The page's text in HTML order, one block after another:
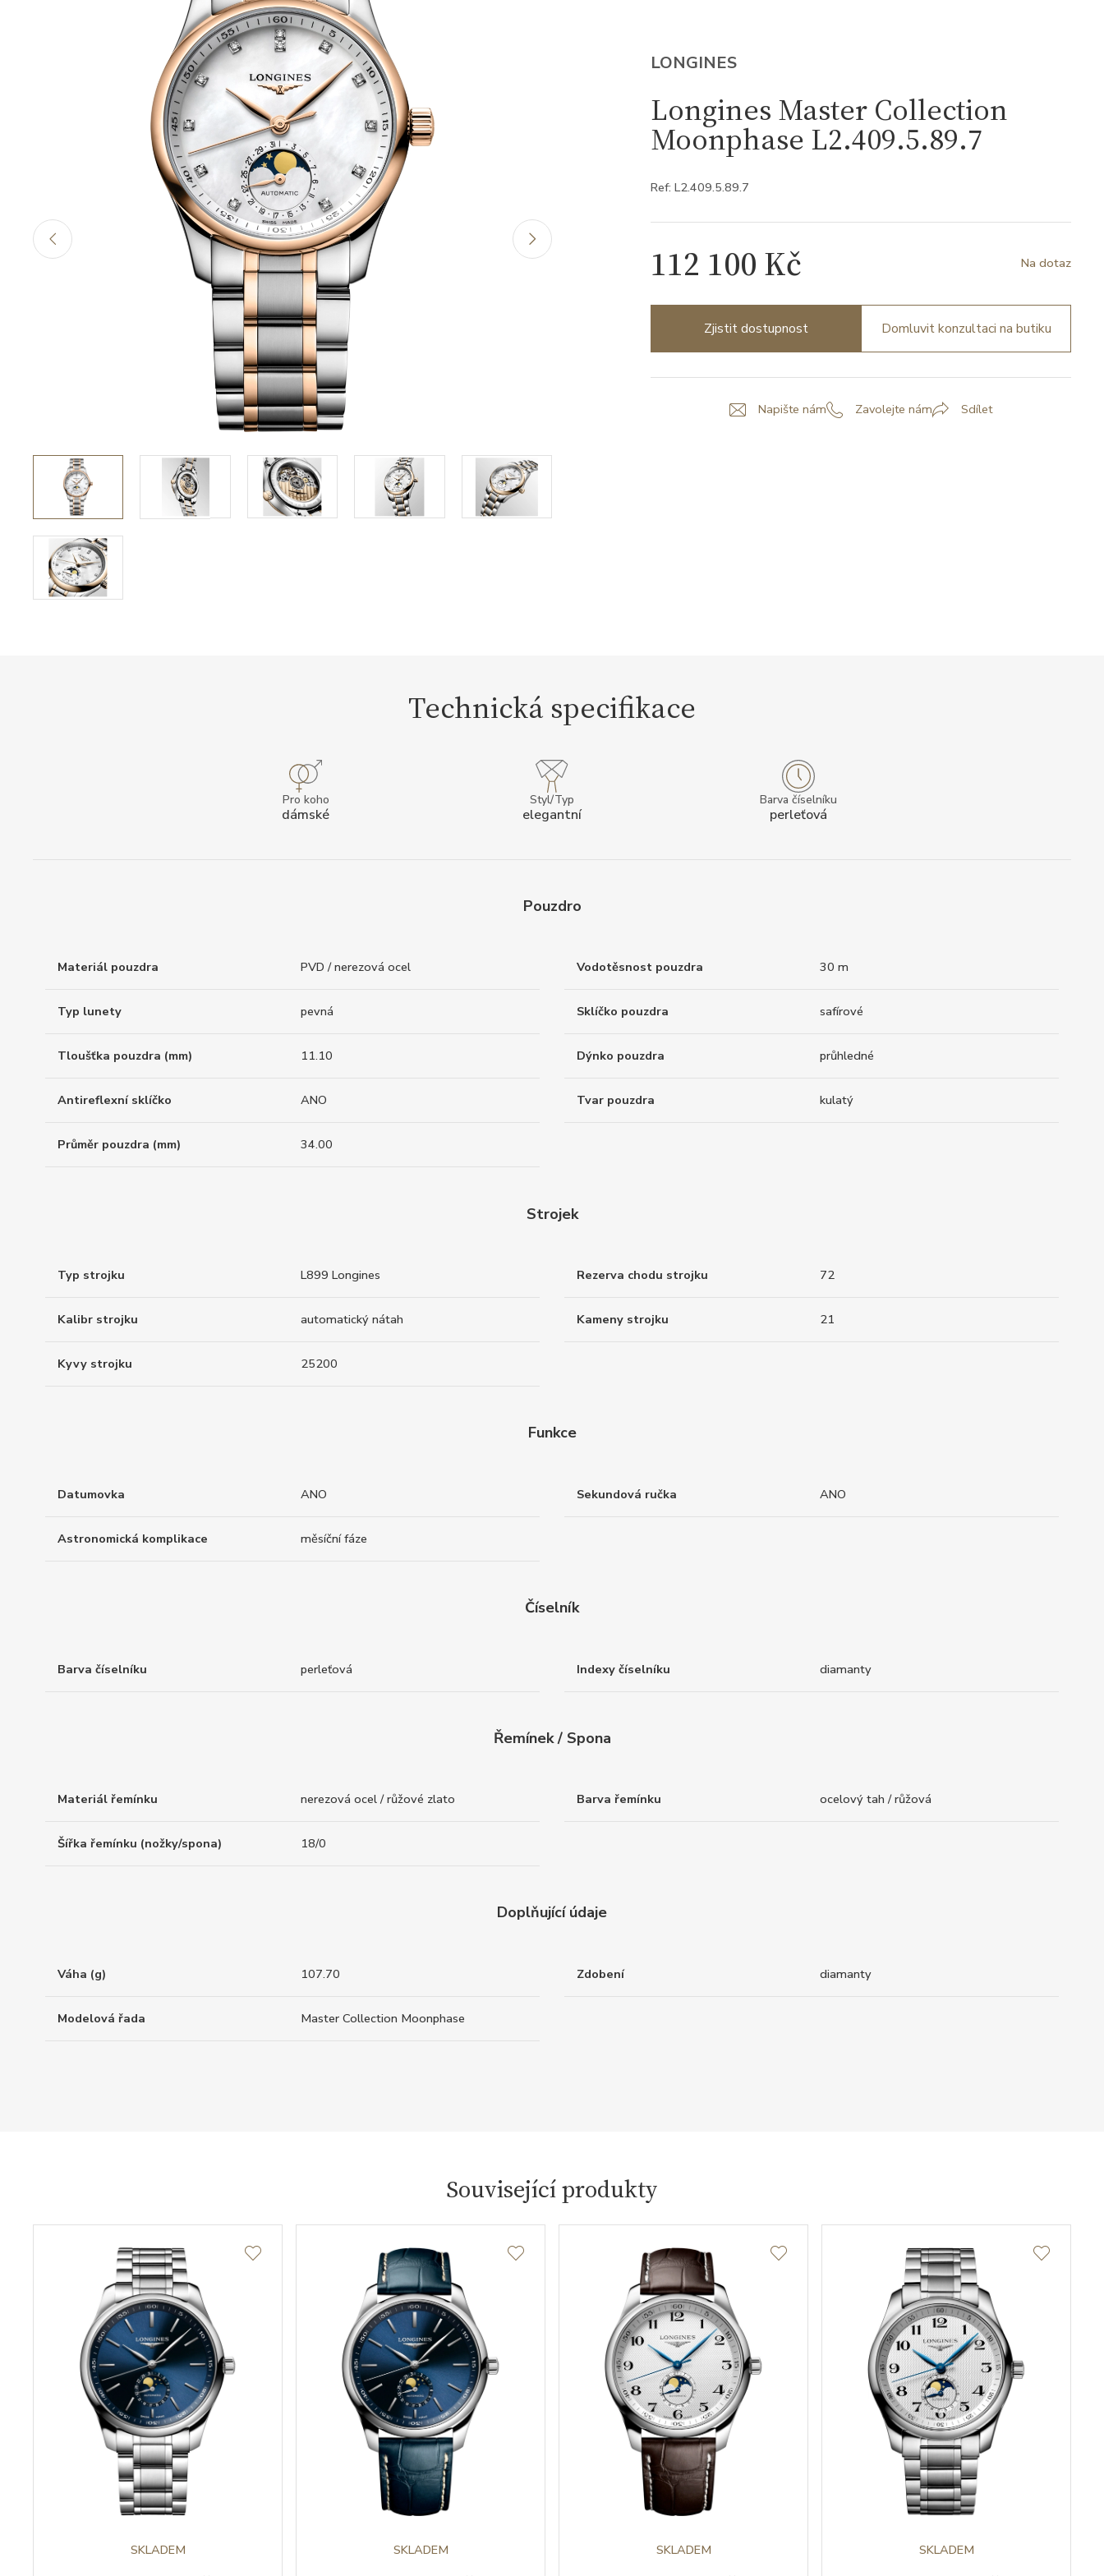
LONGINES
Longines Master Collection
Moonphase L2.409.5.89.7
Ref: L2.409.5.89.7
112 100 Kč Na dotaz
Zjistit dostupnost Domluvit konzultaci na butiku
Napište nám Zavolejte nám Sdílet
Technická specifikace
Pro koho
dámské
Styl/Typ
elegantní
Barva číselníku
perleťová
Pouzdro
Materiál pouzdra PVD / nerezová ocel Vodotěsnost pouzdra 30 m
Typ lunety pevná Sklíčko pouzdra safírové
Tloušťka pouzdra (mm) 11.10 Dýnko pouzdra průhledné
Antireflexní sklíčko ANO Tvar pouzdra kulatý
Průměr pouzdra (mm) 34.00
Strojek
Typ strojku L899 Longines Rezerva chodu strojku 72
Kalibr strojku automatický nátah Kameny strojku 21
Kyvy strojku 25200
Funkce
Datumovka ANO Sekundová ručka ANO
Astronomická komplikace měsíční fáze
Číselník
Barva číselníku perleťová Indexy číselníku diamanty
Řemínek / Spona
Materiál řemínku nerezová ocel / růžové zlato Barva řemínku ocelový tah / růžová
Šířka řemínku (nožky/spona) 18/0
Doplňující údaje
Váha (g) 107.70 Zdobení diamanty
Modelová řada Master Collection Moonphase
Související produkty
SKLADEM SKLADEM SKLADEM SKLADEM